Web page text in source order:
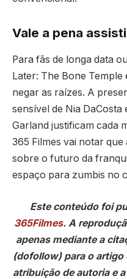
Vale a pena
Para fãs de longa data
Later: The Bone
negar as raízes. A
sensível de Nia
Garland justificam cada
365 Filmes vai notar
sobre o futuro da
espaço para zumbis no
Este conteúdo foi
365Filmes. A
apenas mediante a
(dofollow) para o
atribuição de autoria e